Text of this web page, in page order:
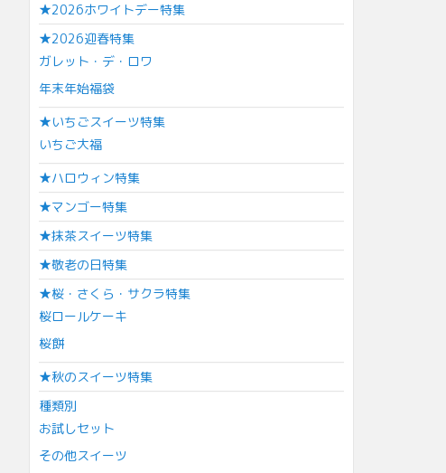
★2026ホワイトデー特集
★2026迎春特集
ガレット・デ・ロワ
年末年始福袋
★いちごスイーツ特集
いちご大福
★ハロウィン特集
★マンゴー特集
★抹茶スイーツ特集
★敬老の日特集
★桜・さくら・サクラ特集
桜ロールケーキ
桜餅
★秋のスイーツ特集
種類別
お試しセット
その他スイーツ